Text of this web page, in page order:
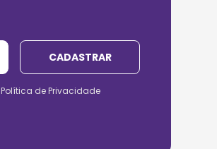
CADASTRAR
Política de Privacidade